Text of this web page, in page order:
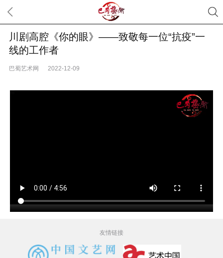
川剧高腔《你的眼》——致敬每一位“抗疫”一
线的工作者
巴蜀艺术网 2022-12-09
友情链接